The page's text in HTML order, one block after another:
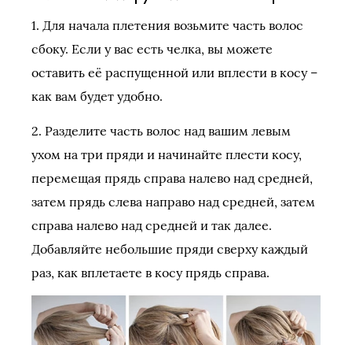
1. Для начала плетения возьмите часть волос
сбоку. Если у вас есть челка, вы можете
оставить её распущенной или вплести в косу –
как вам будет удобно.
2. Разделите часть волос над вашим левым
ухом на три пряди и начинайте плести косу,
перемещая прядь справа налево над средней,
затем прядь слева направо над средней, затем
справа налево над средней и так далее.
Добавляйте небольшие пряди сверху каждый
раз, как вплетаете в косу прядь справа.